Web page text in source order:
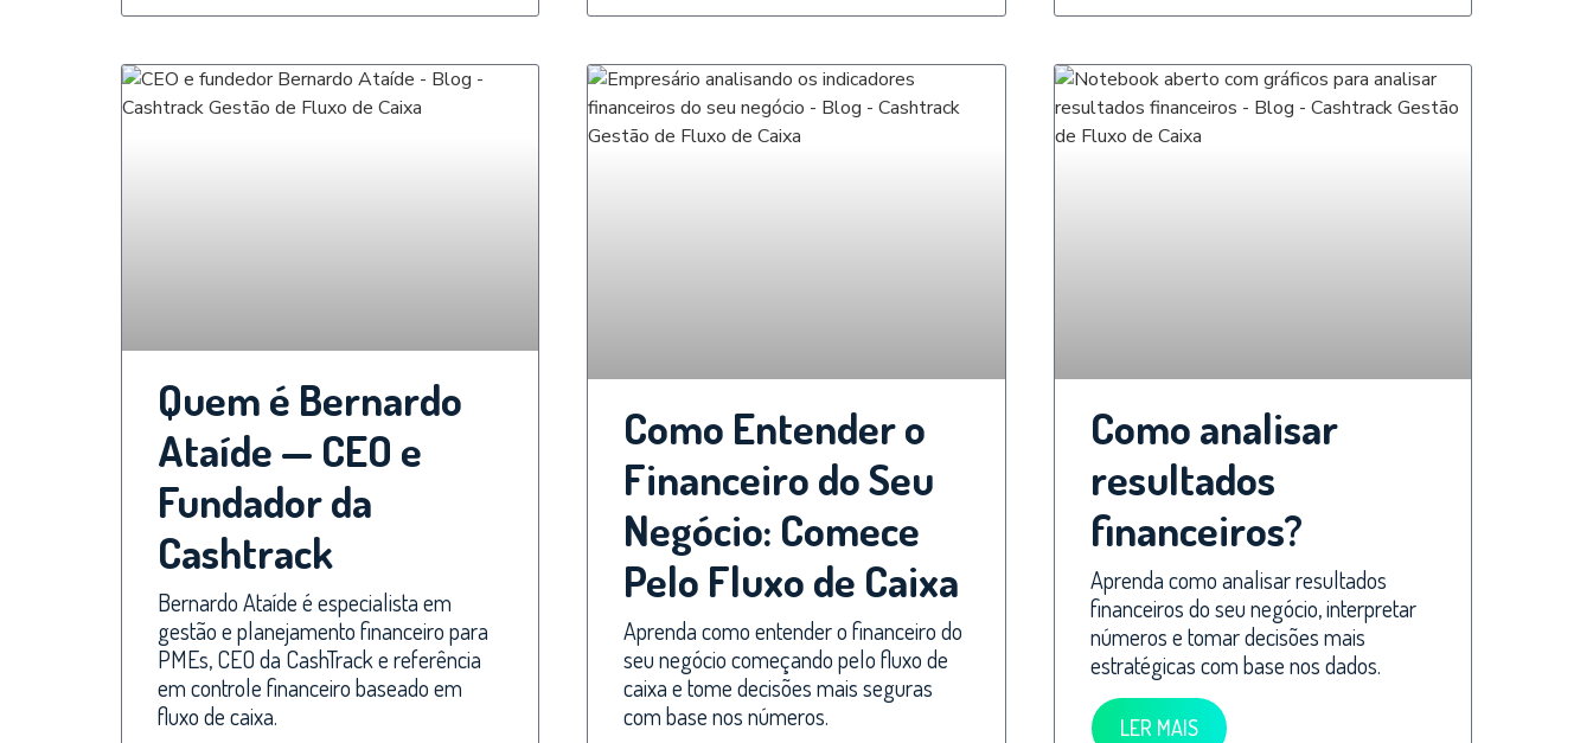
Quem é Bernardo
Ataíde — CEO e
Fundador da
Cashtrack
Bernardo Ataíde é especialista em
gestão e planejamento financeiro para
PMEs, CEO da CashTrack e referência
em controle financeiro baseado em
fluxo de caixa.
Como Entender o
Financeiro do Seu
Negócio: Comece
Pelo Fluxo de Caixa
Aprenda como entender o financeiro do
seu negócio começando pelo fluxo de
caixa e tome decisões mais seguras
com base nos números.
Como analisar
resultados
financeiros?
Aprenda como analisar resultados
financeiros do seu negócio, interpretar
números e tomar decisões mais
estratégicas com base nos dados.
LER MAIS